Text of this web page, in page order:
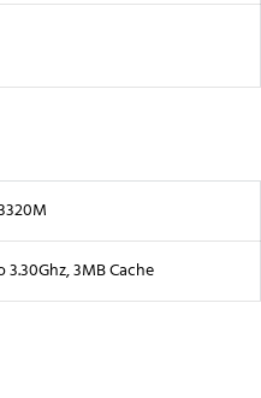
3.30Ghz, 3MB Cache